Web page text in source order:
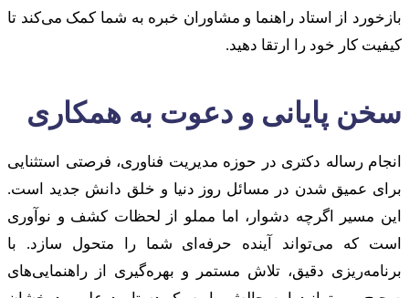
بازخورد از استاد راهنما و مشاوران خبره به شما کمک می‌کند تا
کیفیت کار خود را ارتقا دهید.
سخن پایانی و دعوت به همکاری
انجام رساله دکتری در حوزه مدیریت فناوری، فرصتی استثنایی
برای عمیق شدن در مسائل روز دنیا و خلق دانش جدید است.
این مسیر اگرچه دشوار، اما مملو از لحظات کشف و نوآوری
است که می‌تواند آینده حرفه‌ای شما را متحول سازد. با
برنامه‌ریزی دقیق، تلاش مستمر و بهره‌گیری از راهنمایی‌های